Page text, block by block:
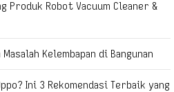
Produk Robot Vacuum Cleaner &
Masalah Kelembapan di Bangunan
Ini 3 Rekomendasi Terbaik yang